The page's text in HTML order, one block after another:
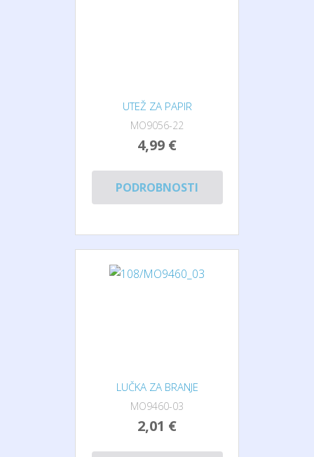
UTEŽ ZA PAPIR
MO9056-22
4,99 €
PODROBNOSTI
LUČKA ZA BRANJE
MO9460-03
2,01 €